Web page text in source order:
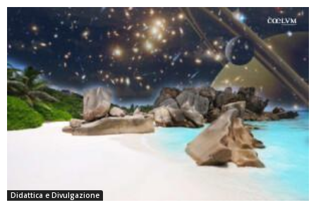
Didattica e Divulgazione